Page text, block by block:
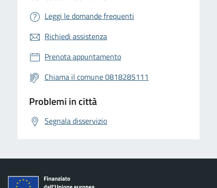
Leggi le domande frequenti
Richiedi assistenza
Prenota appuntamento
Chiama il comune 0818285111
Problemi in città
Segnala disservizio